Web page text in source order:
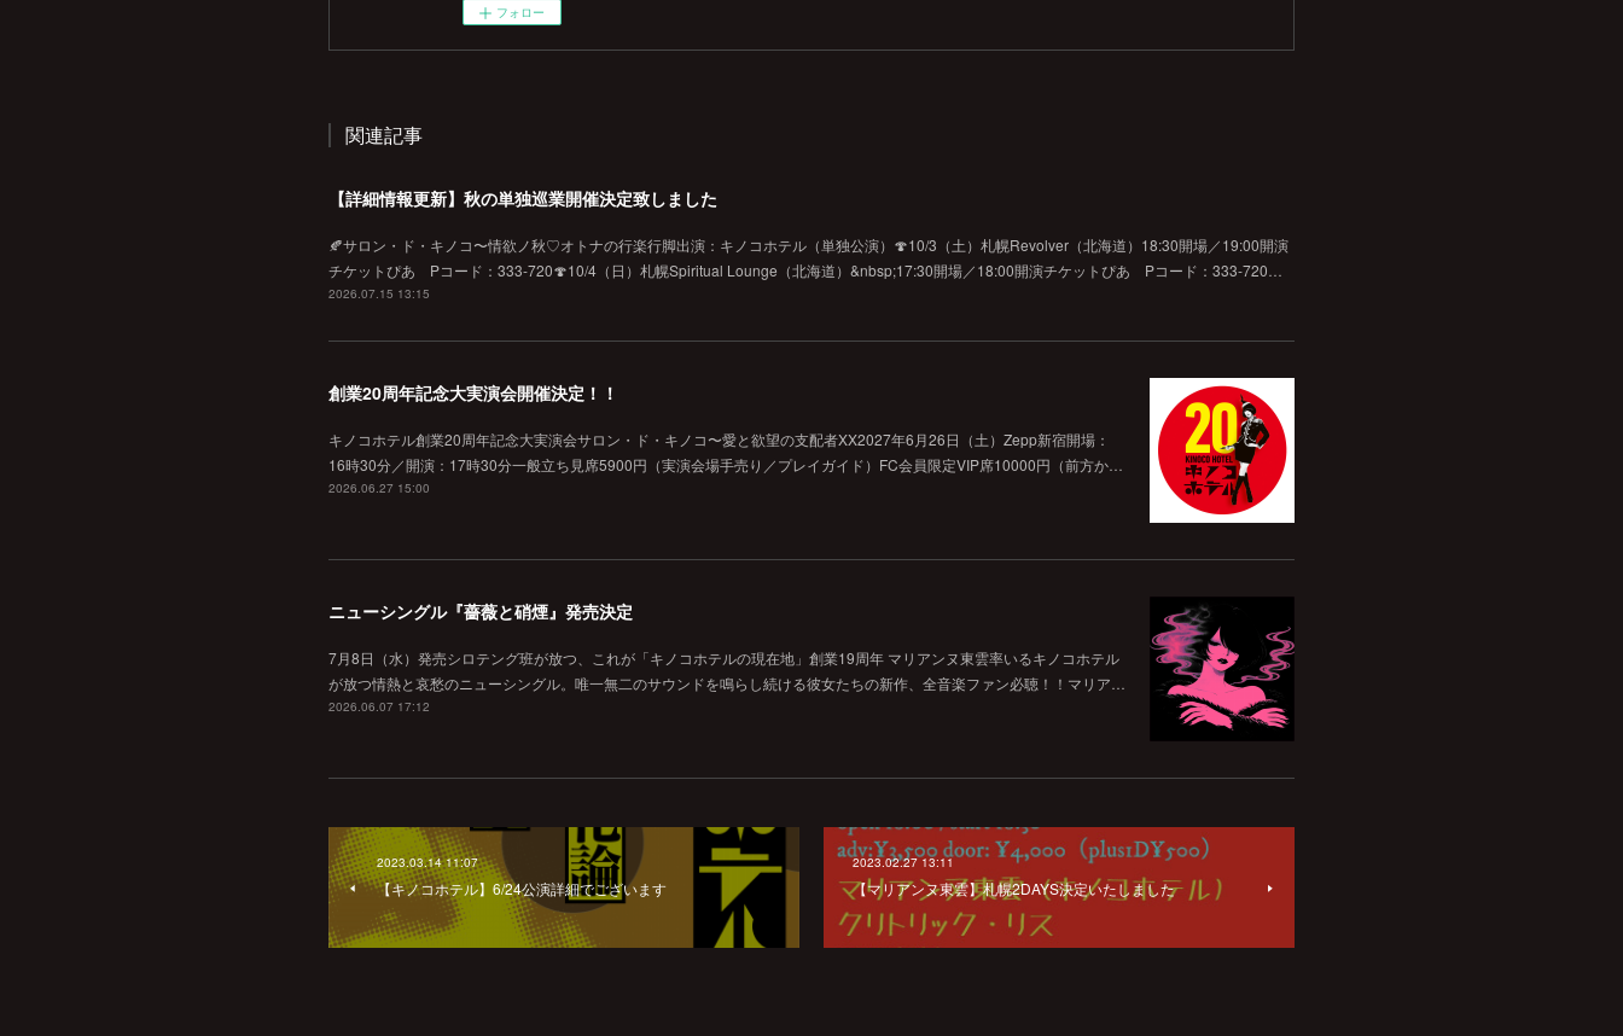
フォロー
関連記事
【詳細情報更新】秋の単独巡業開催決定致しました
🍂サロン・ド・キノコ〜情欲ノ秋♡オトナの行楽行脚出演：キノコホテル（単独公演）🍄10/3（土）札幌Revolver（北海道）18:30開場／19:00開演
チケットぴあ Pコード：333-720🍄10/4（日）札幌Spiritual Lounge（北海道）&nbsp;17:30開場／18:00開演チケットぴあ Pコード：333-720…
2026.07.15 13:15
創業20周年記念大実演会開催決定！！
キノコホテル創業20周年記念大実演会サロン・ド・キノコ〜愛と欲望の支配者XX2027年6月26日（土）Zepp新宿開場：
16時30分／開演：17時30分一般立ち見席5900円（実演会場手売り／プレイガイド）FC会員限定VIP席10000円（前方か…
2026.06.27 15:00
ニューシングル『薔薇と硝煙』発売決定
7月8日（水）発売シロテング班が放つ、これが「キノコホテルの現在地」創業19周年 マリアンヌ東雲率いるキノコホテル
が放つ情熱と哀愁のニューシングル。唯一無二のサウンドを鳴らし続ける彼女たちの新作、全音楽ファン必聴！！マリア…
2026.06.07 17:12
2023.03.14 11:07
【キノコホテル】6/24公演詳細でございます
2023.02.27 13:11
【マリアンヌ東雲】札幌2DAYS決定いたしました